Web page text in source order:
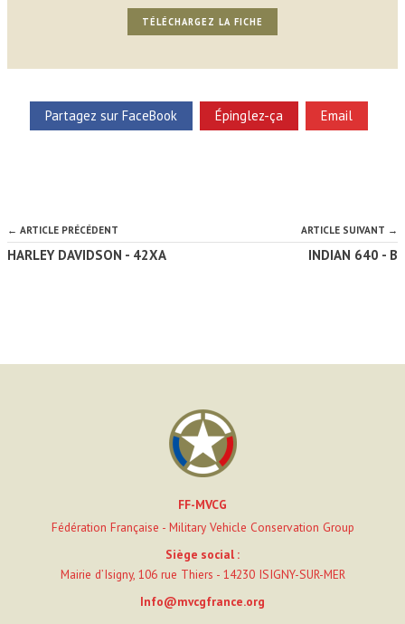
TÉLÉCHARGEZ LA FICHE
Partagez sur FaceBook Épinglez-ça Email
← ARTICLE PRÉCÉDENT
HARLEY DAVIDSON - 42XA
ARTICLE SUIVANT →
INDIAN 640 - B
FF-MVCG
Fédération Française - Military Vehicle Conservation Group
Siège social :
Mairie d’Isigny, 106 rue Thiers - 14230 ISIGNY-SUR-MER
Info@mvcgfrance.org